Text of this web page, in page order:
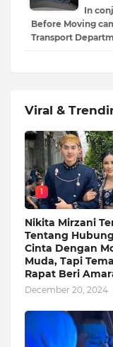
In
Before Moving
Transport
Viral &
1
Nikita Mirzani
Tentang
Cinta Dengan
Muda, Tapi
Rapat Beri
December 20, 2024